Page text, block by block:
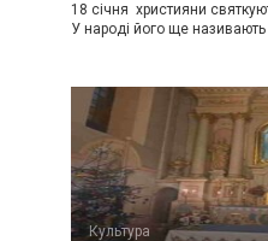
18 січня християни
У народі його ще
Культура